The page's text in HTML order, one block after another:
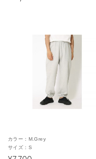
カラー： M.Grey
サイズ： S